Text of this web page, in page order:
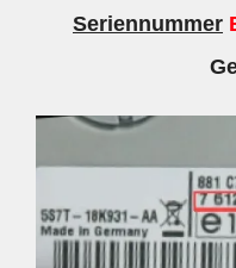
Seriennummer